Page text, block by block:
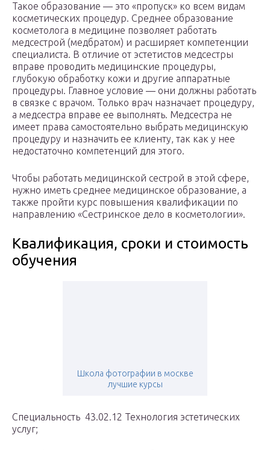
Такое образование — это «пропуск» ко всем видам
косметических процедур. Среднее образование
косметолога в медицине позволяет работать
медсестрой (медбратом) и расширяет компетенции
специалиста. В отличие от эстетистов медсестры
вправе проводить медицинские процедуры,
глубокую обработку кожи и другие аппаратные
процедуры. Главное условие — они должны работать
в связке с врачом. Только врач назначает процедуру,
а медсестра вправе ее выполнять. Медсестра не
имеет права самостоятельно выбрать медицинскую
процедуру и назначить ее клиенту, так как у нее
недостаточно компетенций для этого.
Чтобы работать медицинской сестрой в этой сфере,
нужно иметь среднее медицинское образование, а
также пройти курс повышения квалификации по
направлению «Сестринское дело в косметологии».
Квалификация, сроки и стоимость
обучения
Школа фотографии в москве
лучшие курсы
Специальность 43.02.12 Технология эстетических
услуг;